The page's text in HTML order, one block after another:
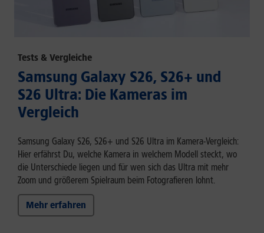
Tests & Vergleiche
Samsung Galaxy S26, S26+ und
S26 Ultra: Die Kameras im
Vergleich
Samsung Galaxy S26, S26+ und S26 Ultra im Kamera-Vergleich:
Hier erfährst Du, welche Kamera in welchem Modell steckt, wo
die Unterschiede liegen und für wen sich das Ultra mit mehr
Zoom und größerem Spielraum beim Fotografieren lohnt.
Mehr erfahren